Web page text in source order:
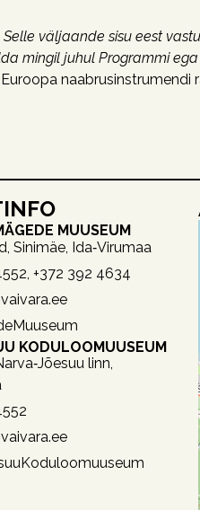
väljaande sisu eest
mingil juhul Programmi
naabrusinstrumendi
MUUSEUM
Sinimäe, Ida‑Virumaa
+372 392 4634
KODULOOMUUSEUM
linn,